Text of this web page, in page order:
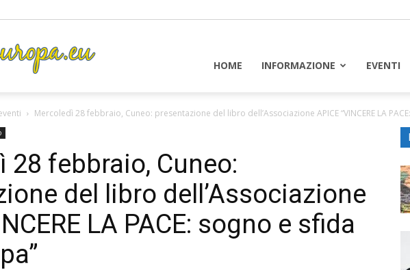
HOME INFORMAZIONE EVENTI
Mercoledì 28 febbraio, Cuneo: presentazione del libro dell’Associazione APICE “VINCERE LA
28 febbraio, Cuneo:
del libro dell’Associazione
LA PACE: sogno e sfida